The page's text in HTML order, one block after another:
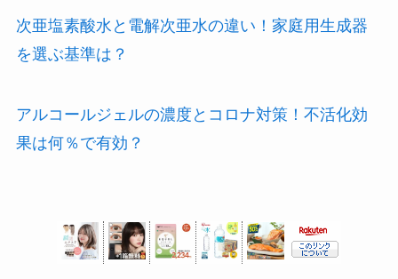
次亜塩素酸水と電解次亜水の違い！家庭用生成器
を選ぶ基準は？
アルコールジェルの濃度とコロナ対策！不活化効
果は何％で有効？